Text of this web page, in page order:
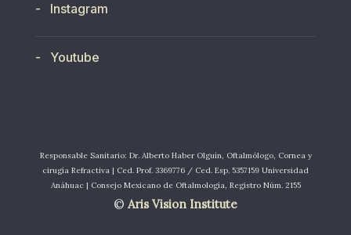
- Instagram
- Youtube
Responsable Sanitario: Dr. Alberto Haber Olguín, Oftalmólogo, Cornea y
cirugía Refractiva | Ced. Prof. 3369776 / Ced. Esp. 5357159 Universidad
Anáhuac | Consejo Mexicano de Oftalmología, Registro Núm. 2155
© Aris Vision Institute